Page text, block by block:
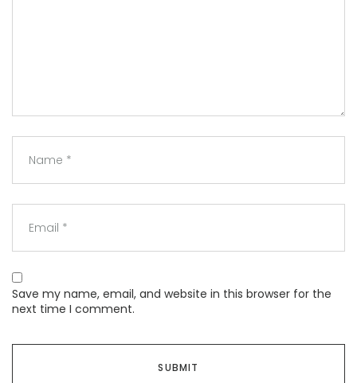
Save my name, email, and website in this browser for the
next time I comment.